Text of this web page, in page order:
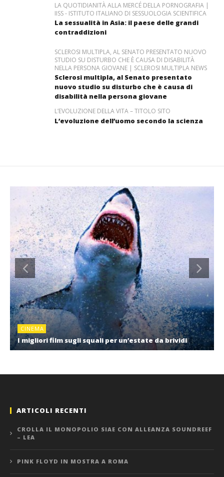
LA QUOTIDIANITÀ ALLA MERCÉ DELLA PORNOGRAFIA |
IISS - ISTITUTO ITALIANO DI SESSUOLOGIA SCIENTIFICA
La sessualità in Asia: il paese delle grandi
contraddizioni
SCLEROSI MULTIPLA, AL SENATO PRESENTATO NUOVO
STUDIO SU DISTURBO CHE È CAUSA DI DISABILITÀ
NELLA PERSONA GIOVANE | SCLEROSI MULTIPLA NEWS
Sclerosi multipla, al Senato presentato
nuovo studio su disturbo che è causa di
disabilità nella persona giovane
L’EVOLUZIONE DELLA VITA – TITOLO SITO
L’evoluzione dell’uomo secondo la scienza
CINEMA
I migliori film sugli squali per un’estate da brividi
ARTICOLI RECENTI
CROLLA IL MONOPOLIO SIAE CON ALLEANZA SOUNDREEF
– LEA
PINK FLOYD IN MOSTRA A ROMA